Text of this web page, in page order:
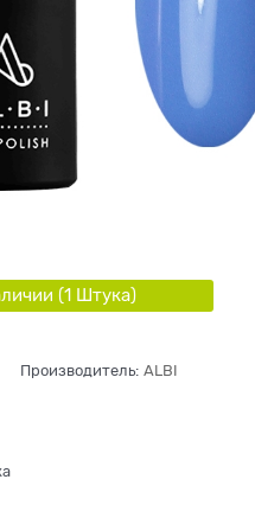
(1 Штука)
Производитель: ALBI